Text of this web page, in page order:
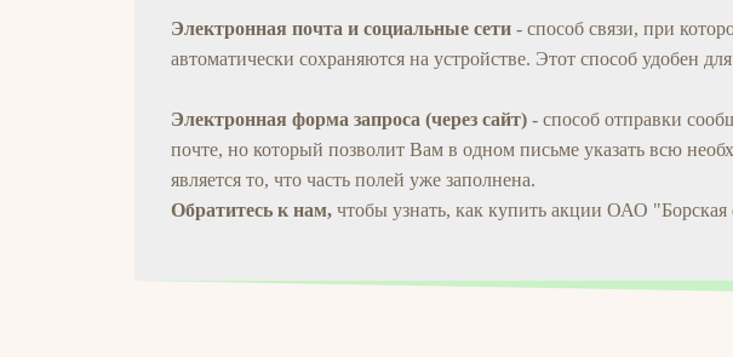
Электронная почта и социальные сети- способ связи, при
автоматически сохраняются на устройстве. Этот способ удобен
Электронная форма запроса (через сайт)- способ отправки
почте, но который позволит Вам в одном письме указать всю
является то, что часть полей уже заполнена.
Обратитесь к нам,чтобы узнать, как купить акции ОАО